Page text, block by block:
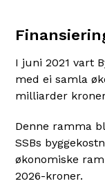
I juni 2021 vart
med ei samla
milliarder
Denne ramma
SSBs
økonomiske
2026-kroner.